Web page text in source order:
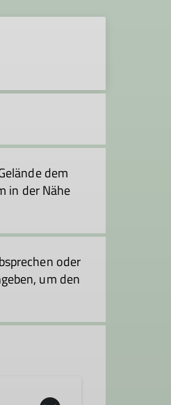
dem
in der Nähe
oder
um den